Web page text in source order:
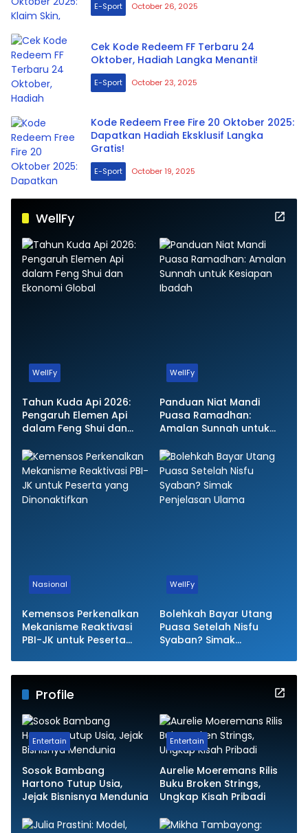
E-Sport October 26, 2025
Cek Kode Redeem FF Terbaru 24
Oktober, Hadiah Langka Menanti!
E-Sport October 23, 2025
Kode Redeem Free Fire 20 Oktober 2025:
Dapatkan Hadiah Eksklusif Langka
Gratis!
E-Sport October 19, 2025
WellFy
WellFy
Tahun Kuda Api 2026:
Pengaruh Elemen Api
dalam Feng Shui dan
WellFy
Panduan Niat Mandi
Puasa Ramadhan:
Amalan Sunnah untuk
Nasional
Kemensos Perkenalkan
Mekanisme Reaktivasi
PBI-JK untuk Peserta
WellFy
Bolehkah Bayar Utang
Puasa Setelah Nisfu
Syaban? Simak
Profile
Entertain
Sosok Bambang
Hartono Tutup Usia,
Jejak Bisnisnya Mendunia
Entertain
Aurelie Moeremans Rilis
Buku Broken Strings,
Ungkap Kisah Pribadi